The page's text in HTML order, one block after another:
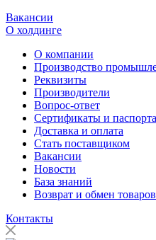
Вакансии
О холдинге
О компании
Производство
Реквизиты
Производители
Вопрос-ответ
Сертификаты и паспорта
Доставка и оплата
Стать поставщиком
Вакансии
Новости
База знаний
Возврат и обмен товаров
Контакты